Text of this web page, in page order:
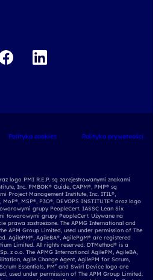
Polityka cookies Polityka prywatności
logo PMI R.E.P. są zarejestrowanymi znakami
Inc. PMBOK® Guide, CAPM®, PMP® są
Project Management Institute, Inc. ITIL®,
MoP®, MSP®, P3O®, DEVOPS INSTITUTE® oraz logo
grupy PeopleCert. IASSC Lean Six
towarowymi grupy PeopleCert. Używane na
prawa zastrzeżone. The APMG International and
APM Group Limited, used under permission of The
AgilePM®, AgileBA®, AgilePgM® are registered
Limited. All rights reserved. DTMethod® is a
z o.o. The APMG International AgilePM, AgileBA,
Agile Change Agent, AgilePM for Scrum,
Essentials, PM² and Swirl Device logo are
used under permission of The APM Group Limited.